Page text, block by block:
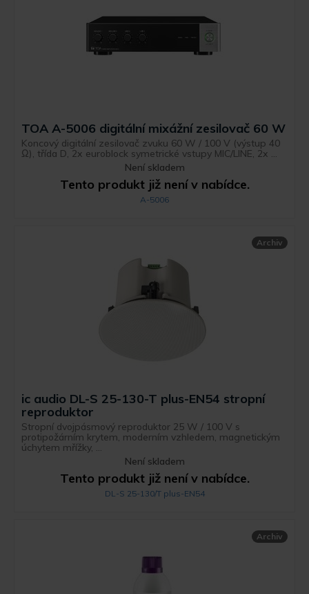
TOA A-5006 digitální mixážní zesilovač 60 W
Koncový digitální zesilovač zvuku 60 W / 100 V (výstup 40
Ω), třída D, 2x euroblock symetrické vstupy MIC/LINE, 2x ...
Není skladem
Tento produkt již není v nabídce.
A-5006
Archiv
ic audio DL-S 25-130-T plus-EN54 stropní
reproduktor
Stropní dvojpásmový reproduktor 25 W / 100 V s
protipožárním krytem, moderním vzhledem, magnetickým
úchytem mřížky, ...
Není skladem
Tento produkt již není v nabídce.
DL-S 25-130/T plus-EN54
Archiv